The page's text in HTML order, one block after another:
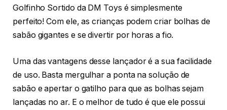
Golfinho Sortido da DM Toys é simplesmente
perfeito! Com ele, as crianças podem criar bolhas de
sabão gigantes e se divertir por horas a fio.
Uma das vantagens desse lançador é a sua facilidade
de uso. Basta mergulhar a ponta na solução de
sabão e apertar o gatilho para que as bolhas sejam
lançadas no ar. E o melhor de tudo é que ele possui